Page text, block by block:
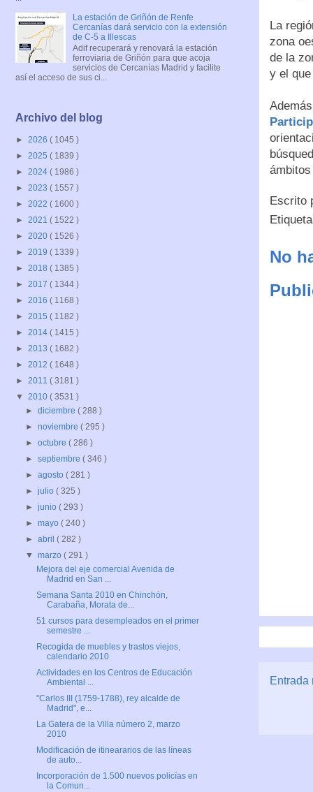
La
zona
de la
y el
Escrito
No
Entrada
La estación de Griñón de Renfe
Cercanías dará servicio con la extensión
de C-5 a Illescas
Adif recuperará y renovará la estación
ferroviaria de Griñón para que acoja
servicios de Cercanías Madrid y facilite
así el acceso de sus ci...
Archivo del blog
► 2026 ( 1045 )
► 2025 ( 1839 )
► 2024 ( 1986 )
► 2023 ( 1557 )
► 2022 ( 1600 )
► 2021 ( 1522 )
► 2020 ( 1526 )
► 2019 ( 1339 )
► 2018 ( 1385 )
► 2017 ( 1344 )
► 2016 ( 1168 )
► 2015 ( 1182 )
► 2014 ( 1415 )
► 2013 ( 1682 )
► 2012 ( 1648 )
► 2011 ( 3181 )
▼ 2010 ( 3531 )
►diciembre( 288 )
►noviembre( 295 )
►octubre( 286 )
►septiembre( 346 )
►agosto( 281 )
►julio( 325 )
►junio( 293 )
►mayo( 240 )
►abril( 282 )
▼marzo( 291 )
Mejora del eje comercial Avenida de
Madrid en San ...
Semana Santa 2010 en Chinchón,
Carabaña, Morata de...
51 cursos para desempleados en el primer
semestre ...
Recogida de muebles y trastos viejos,
calendario 2010
Actividades en los Centros de Educación
Ambiental ...
"Carlos III (1759-1788), rey alcalde de
Madrid", e...
La Gatera de la Villa número 2, marzo
2010
Modificación de itineararios de las líneas
de auto...
Incorporación de 1.500 nuevos policías en
la Comun...